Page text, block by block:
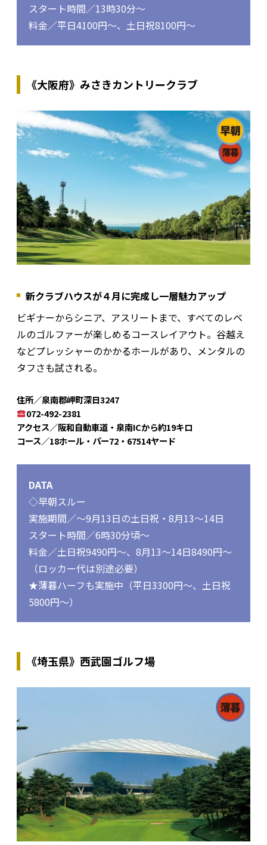
スタート時間／13時30分～
料金／平日4100円～、土日祝8100円～
《大阪府》みさきカントリークラブ
新クラブハウスが４月に完成し一層魅力アップ
ビギナーからシニア、アスリートまで、すべてのレベ
ルのゴルファーが楽しめるコースレイアウト。谷越え
などプレッシャーのかかるホールがあり、メンタルの
タフさも試される。
住所／泉南郡岬町深日3247
072-492-2381
アクセス／阪和自動車道・泉南ICから約19キロ
コース／18ホール・パー72・67514ヤード
DATA
◇早朝スルー
実施期間／～9月13日の土日祝・8月13～14日
スタート時間／6時30分頃～
料金／土日祝9490円～、8月13～14日8490円～
（ロッカー代は別途必要）
★薄暮ハーフも実施中（平日3300円～、土日祝
5800円～）
《埼玉県》西武園ゴルフ場